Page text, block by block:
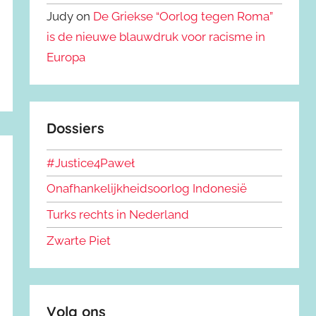
Judy on De Griekse “Oorlog tegen Roma”
is de nieuwe blauwdruk voor racisme in
Europa
Dossiers
#Justice4Paweł
Onafhankelijkheidsoorlog Indonesië
Turks rechts in Nederland
Zwarte Piet
Volg ons